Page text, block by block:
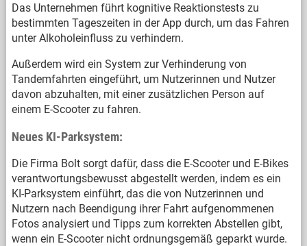
Das Unternehmen führt kognitive Reaktionstests zu
bestimmten Tageszeiten in der App durch, um das Fahren
unter Alkoholeinfluss zu verhindern.
Außerdem wird ein System zur Verhinderung von
Tandemfahrten eingeführt, um Nutzerinnen und Nutzer
davon abzuhalten, mit einer zusätzlichen Person auf
einem E-Scooter zu fahren.
Neues KI-Parksystem:
Die Firma Bolt sorgt dafür, dass die E-Scooter und E-Bikes
verantwortungsbewusst abgestellt werden, indem es ein
KI-Parksystem einführt, das die von Nutzerinnen und
Nutzern nach Beendigung ihrer Fahrt aufgenommenen
Fotos analysiert und Tipps zum korrekten Abstellen gibt,
wenn ein E-Scooter nicht ordnungsgemäß geparkt wurde.